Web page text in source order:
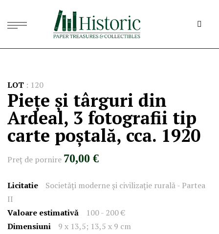
LOT : 120
Piețe și târguri din
Ardeal, 3 fotografii tip
carte poștală, cca. 1920
Preţ de pornire 70,00 €
Licitatie
Societăți moderne și civilizație rurală - Partea
II
Valoare estimativă
100 - 200 €
Dimensiuni
9 x 13,5; 13,5 x 9 cm